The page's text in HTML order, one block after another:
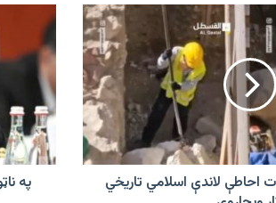
احاطې لاندې اسلامي تاریخي
په
ناټو
کې
اوکراین
شاملولو
هڅه
بحران
په